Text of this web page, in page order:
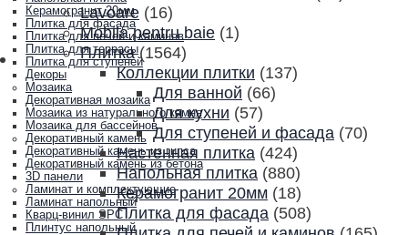
Керамогранит 20мм
Плитка для фасада
Плитка для печей и каминов
Плитка для террасы
Плитка для ступеней
Декоры
Мозаика
Декоративная мозаика
Мозаика из натурального камня
Мозаика для бассейнов
Декоративный камень
Декоративный камень из гипса
Декоративный камень из бетона
3D панели
Ламинат и комплектующие
Ламинат напольный
Кварц-винил SPC
Плинтус напольный
Lavoare (16)
Mobila pentru baie (1)
Плитка (1564)
Коллекции плитки (137)
Для ванной (66)
Для кухни (57)
Для ступеней и фасада (70)
Настенная плитка (424)
Напольная плитка (880)
Керамогранит 20мм (18)
Плитка для фасада (508)